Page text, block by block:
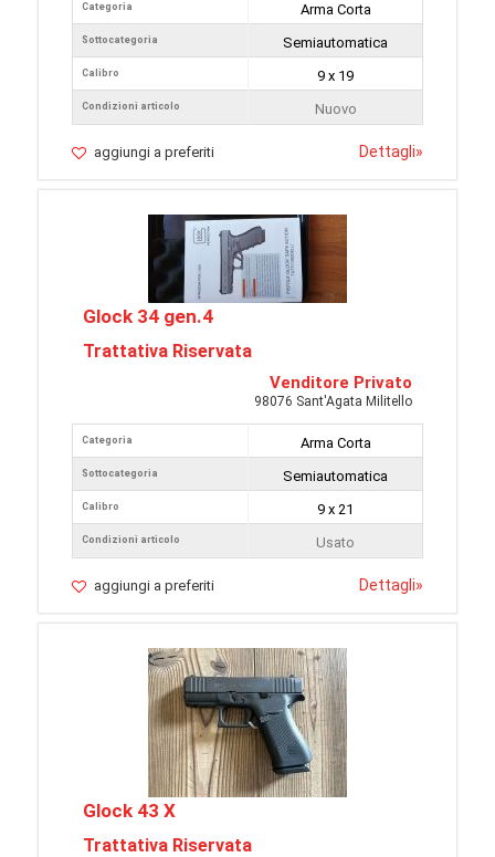
Categoria
Sottocategoria
Calibro
Condizioni articolo
Arma Corta
Semiautomatica
9 x 19
Nuovo
aggiungi a preferiti Dettagli»
Glock 34 gen.4
Trattativa Riservata
Venditore Privato
98076 Sant'Agata Militello
Categoria
Sottocategoria
Calibro
Condizioni articolo
Arma Corta
Semiautomatica
9 x 21
Usato
aggiungi a preferiti Dettagli»
Glock 43 X
Trattativa Riservata